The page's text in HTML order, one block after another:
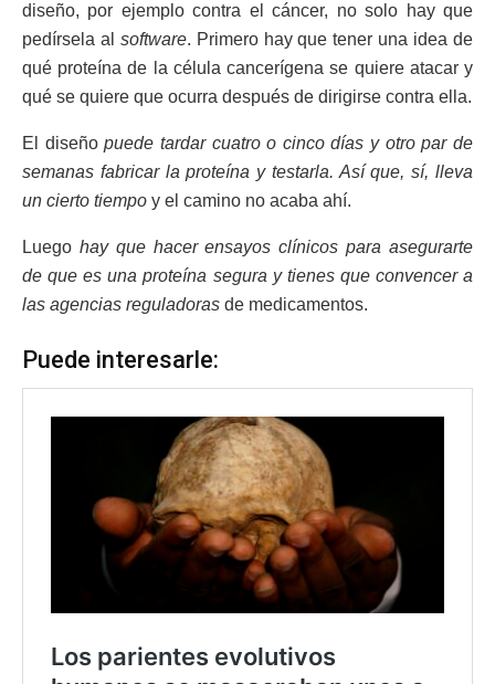
diseño, por ejemplo contra el cáncer, no solo hay que
pedírsela al software. Primero hay que tener una idea de
qué proteína de la célula cancerígena se quiere atacar y
qué se quiere que ocurra después de dirigirse contra ella.
El diseñopuede tardar cuatro o cinco días y otro par de
semanas fabricar la proteína y testarla. Así que, sí, lleva
un cierto tiempo y el camino no acaba ahí.
Luego hay que hacer ensayos clínicos para asegurarte
de que es una proteína segura y tienes que convencer a
las agencias reguladoras de medicamentos.
Puede interesarle: